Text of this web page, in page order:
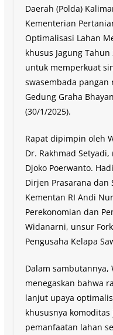
Daerah (Polda)
Kementerian
Optimalisasi Lahan
khusus Jagung
untuk memperkuat
swasembada
Gedung Graha
(30/1/2025).
Rapat dipimpin oleh
Dr. Rakhmad
Djoko Poerwanto.
Dirjen Prasarana dan
Kementan RI Andi
Perekonomian dan
Widanarni, unsur
Pengusaha Kelapa
Dalam sambutannya,
menegaskan bahwa
lanjut upaya
khususnya
pemanfaatan lahan